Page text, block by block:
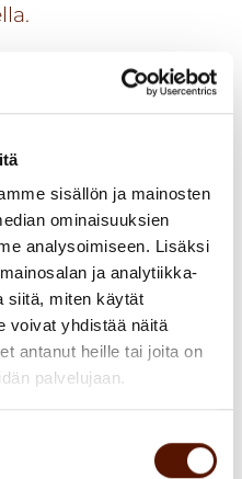
sisällön ja mainosten
ominaisuuksien
analysoimiseen. Lisäksi
ja analytiikka-
siitä, miten käytät
voivat yhdistää näitä
antanut heille tai joita on
palvelujaan.
satojen vuosien
ja
toiselle
oppivat uutta.
Kyky
kun
asiakkaiden